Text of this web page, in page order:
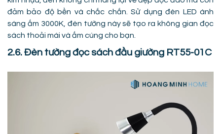
đảm bảo độ bền và chắc chắn. Sử dụng đèn LED ánh
sáng ấm 3000K, đèn tường này sẽ tạo ra không gian đọc
sách thoải mái và ấm cúng cho bạn.
2.6. Đèn tường đọc sách đầu giường RT55-01C